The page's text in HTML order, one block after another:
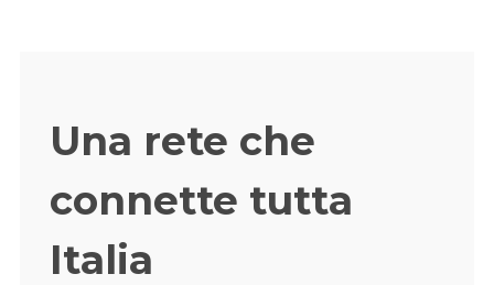
Una rete che
connette tutta
Italia